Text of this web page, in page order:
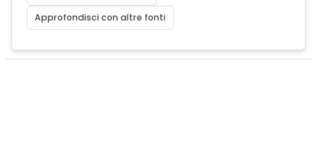
Approfondisci con altre fonti